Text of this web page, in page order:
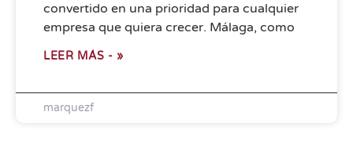
convertido en una prioridad para cualquier
empresa que quiera crecer. Málaga, como
LEER MÁS - »
marquezf